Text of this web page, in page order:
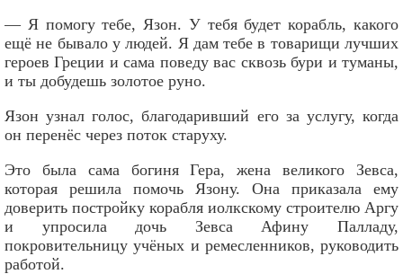
— Я помогу тебе, Язон. У тебя будет корабль, какого
ещё не бывало у людей. Я дам тебе в товарищи лучших
героев Греции и сама поведу вас сквозь бури и туманы,
и ты добудешь золотое руно.
Язон узнал голос, благодаривший его за услугу, когда
он перенёс через поток старуху.
Это была сама богиня Гера, жена великого Зевса,
которая решила помочь Язону. Она приказала ему
доверить постройку корабля иолкскому строителю Аргу
и упросила дочь Зевса Афину Палладу,
покровительницу учёных и ремесленников, руководить
работой.